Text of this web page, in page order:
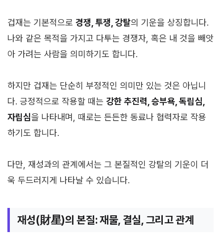
겁재는 기본적으로 경쟁, 투쟁, 강탈의 기운을 상징합니다.
나와 같은 목적을 가지고 다투는 경쟁자, 혹은 내 것을 빼앗
아 가려는 사람을 의미하기도 합니다.
하지만 겁재는 단순히 부정적인 의미만 있는 것은 아닙니
다. 긍정적으로 작용할 때는 강한 추진력, 승부욕, 독립심,
자립심을 나타내며, 때로는 든든한 동료나 협력자로 작용
하기도 합니다.
다만, 재성과의 관계에서는 그 본질적인 강탈의 기운이 더
욱 두드러지게 나타날 수 있습니다.
재성(財星)의 본질: 재물, 결실, 그리고 관계